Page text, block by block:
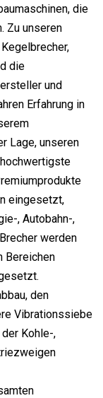
die
Zu unseren
die
und
Erfahrung in
Lage, unseren
eingesetzt,
, Autobahn-,
werden
Bereichen
den
Vibrationssiebe
Kohle-,